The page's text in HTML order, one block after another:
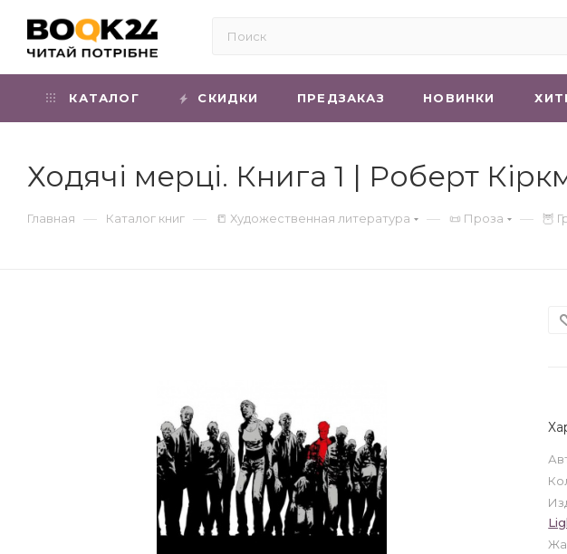
КАТАЛОГ СКИДКИ ПРЕДЗАКАЗ НОВИНКИ
Ходячі мерці. Книга 1 | Роберт
Главная — Каталог книг — 📒 Художественная литература — 📜 Проза — 🦉